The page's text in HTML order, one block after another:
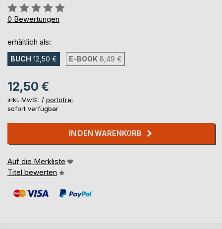
Bewertung::
0%
0 Bewertungen
erhältlich als:
BUCH 12,50 € E-BOOK 8,49 €
12,50 €
inkl. MwSt. / portofrei
sofort verfügbar
IN DEN WARENKORB
Auf die Merkliste
Titel bewerten